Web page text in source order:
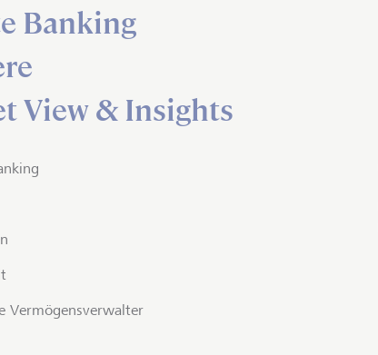
Banking
View & Insights
Vermögensverwalter